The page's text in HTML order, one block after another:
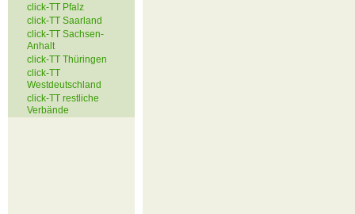
click-TT Pfalz
click-TT Saarland
click-TT Sachsen-
Anhalt
click-TT Thüringen
click-TT
Westdeutschland
click-TT restliche
Verbände